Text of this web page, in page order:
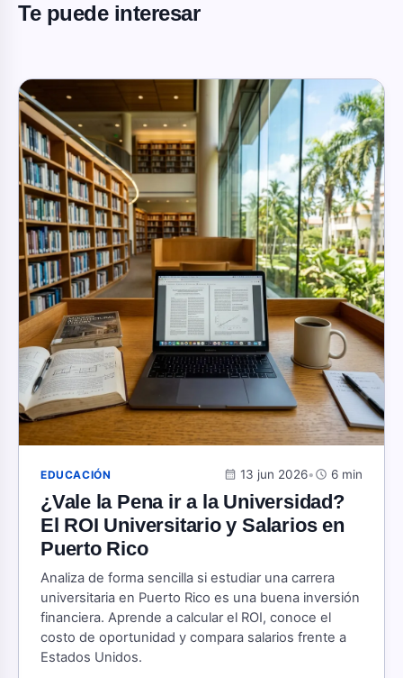
Te puede interesar
EDUCACIÓN calendar_month 13 jun 2026•schedule 6 min
¿Vale la Pena ir a la Universidad?
El ROI Universitario y Salarios en
Puerto Rico
Analiza de forma sencilla si estudiar una carrera
universitaria en Puerto Rico es una buena inversión
financiera. Aprende a calcular el ROI, conoce el
costo de oportunidad y compara salarios frente a
Estados Unidos.